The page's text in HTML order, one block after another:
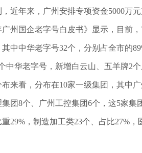
近年来，广州安排专项资金5000万
广州国企老字号白皮书》显示，目前
中中华老字号32个，分别占全市的
中华老字号，新增白云山、五羊牌2
布来看，分布在10家一级集团，其中
团8个、广州工控集团6个，这5家
29%，制造加工类23个、占比27%